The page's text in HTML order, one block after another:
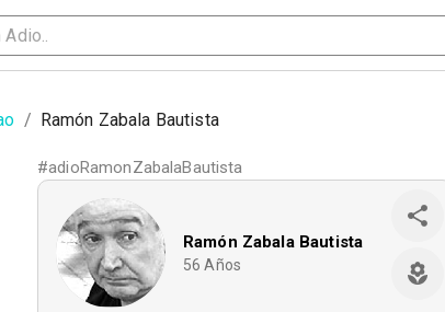
/ Ramón Zabala Bautista
#adioRamonZabalaBautista
Ramón Zabala Bautista
56 Años